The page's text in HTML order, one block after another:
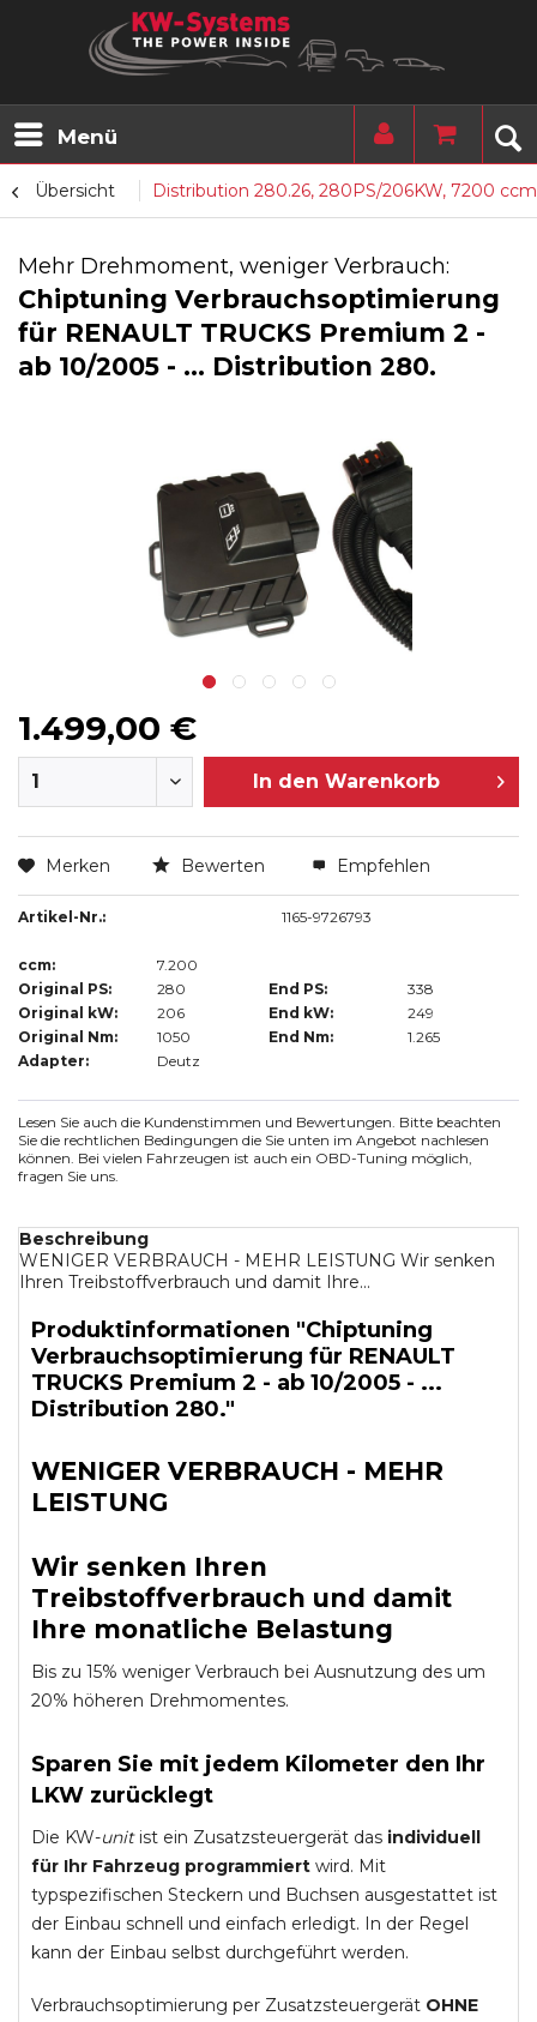
Menü
Übersicht Distribution 280.26, 280PS/206KW, 7200 ccm
Mehr Drehmoment, weniger Verbrauch:
Chiptuning Verbrauchsoptimierung
für RENAULT TRUCKS Premium 2 -
ab 10/2005 - ... Distribution 280.
1.499,00 €
In den Warenkorb
Merken Bewerten Empfehlen
Artikel-Nr.: 1165-9726793
ccm:
7.200
Original PS:
280 End PS:
338
Original kW:
206 End kW:
249
Original Nm:
1050 End Nm:
1.265
Adapter:
Deutz
Lesen Sie auch die Kundenstimmen und Bewertungen. Bitte beachten
Sie die rechtlichen Bedingungen die Sie unten im Angebot nachlesen
können. Bei vielen Fahrzeugen ist auch ein OBD-Tuning möglich,
fragen Sie uns.
Beschreibung
WENIGER VERBRAUCH - MEHR LEISTUNG Wir senken
Ihren Treibstoffverbrauch und damit Ihre...
Produktinformationen "Chiptuning
Verbrauchsoptimierung für RENAULT
TRUCKS Premium 2 - ab 10/2005 - ...
Distribution 280."
WENIGER VERBRAUCH - MEHR
LEISTUNG
Wir senken Ihren
Treibstoffverbrauch und damit
Ihre monatliche Belastung
Bis zu 15% weniger Verbrauch bei Ausnutzung des um
20% höheren Drehmomentes.
Sparen Sie mit jedem Kilometer den Ihr
LKW zurücklegt
Die KW-unitist ein Zusatzsteuergerät das individuell
für Ihr Fahrzeug programmiert wird. Mit
typspezifischen Steckern und Buchsen ausgestattet ist
der Einbau schnell und einfach erledigt. In der Regel
kann der Einbau selbst durchgeführt werden.
Verbrauchsoptimierung per Zusatzsteuergerät OHNE